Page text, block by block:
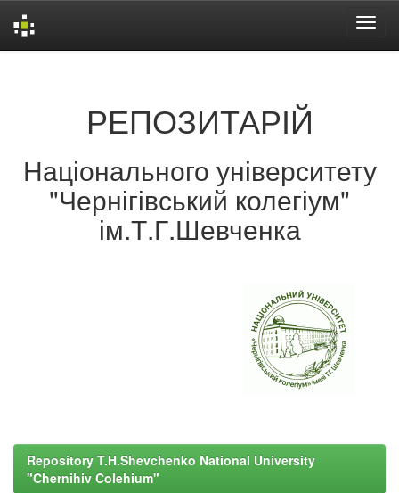
РЕПОЗИТАРІЙ
Національного університету
"Чернігівський колегіум"
ім.Т.Г.Шевченка
Repository T.H.Shevchenko National University
"Chernihiv Colehium"